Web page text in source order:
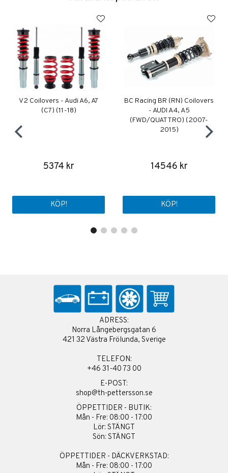
V2 Coilovers - Audi A6, A7
(C7) (11-18)
5374 kr
KÖP!
BC Racing BR (RN) Coilovers
- AUDI A4, A5
(FWD/QUATTRO) (2007-
2015)
14546 kr
KÖP!
ADRESS:
Norra Långebergsgatan 6
421 32 Västra Frölunda, Sverige
TELEFON:
+46 31-40 73 00
E-POST:
shop@th-pettersson.se
ÖPPETTIDER - BUTIK:
Mån - Fre: 08:00 - 17:00
Lör: STÄNGT
Sön: STÄNGT
ÖPPETTIDER - DÄCKVERKSTAD:
Mån - Fre: 08:00 - 17:00